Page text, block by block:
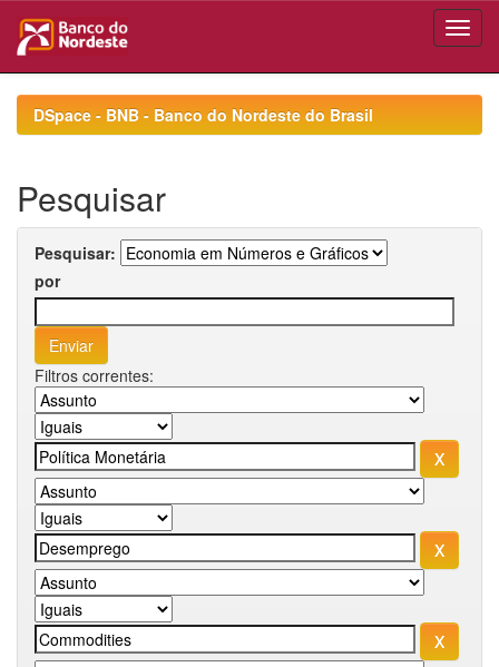
navigationDSpace - BNB - Banco do Nordeste do Brasil
Pesquisar
Pesquisar:
por
Filtros correntes: